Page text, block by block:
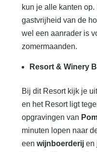
kun je alle kanten
gastvrijheid van de
wel een aanrader is
zomermaanden.
Resort & Winery
Bij dit Resort kijk je
en het Resort ligt
opgravingen van
minuten lopen naar
een wijnboerderijen